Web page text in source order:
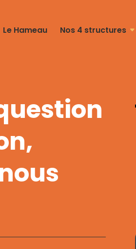
Le Hameau Nos 4 structures